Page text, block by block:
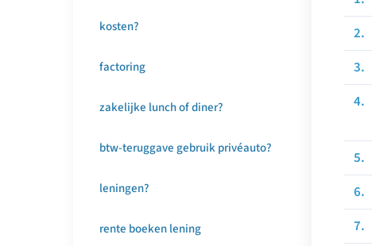
kosten?
factoring
zakelijke lunch of diner?
btw-teruggave gebruik privéauto?
leningen?
rente boeken lening